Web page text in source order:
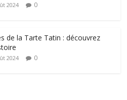
2024 0
de la Tarte Tatin : découvrez
2024 0